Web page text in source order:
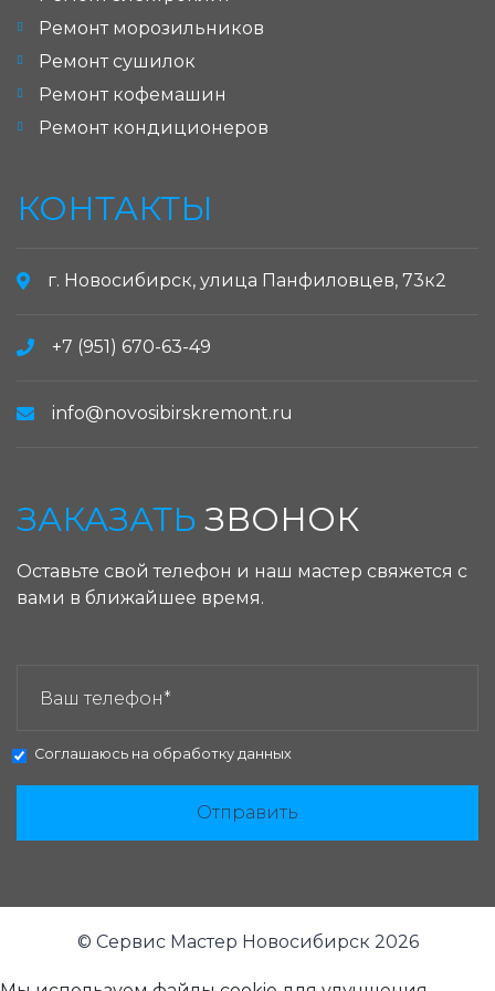
Ремонт морозильников
Ремонт сушилок
Ремонт кофемашин
Ремонт кондиционеров
КОНТАКТЫ
г. Новосибирск, улица Панфиловцев, 73к2
+7 (951) 670-63-49
info@novosibirskremont.ru
ЗАКАЗАТЬ ЗВОНОК
Оставьте свой телефон и наш мастер свяжется с
вами в ближайшее время.
Соглашаюсь на обработку данных
Отправить
© Сервис Мастер Новосибирск 2026